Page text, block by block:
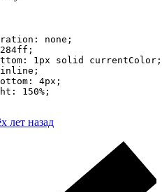
none;
1px solid currentColor;
4px;
150%;
лет назад